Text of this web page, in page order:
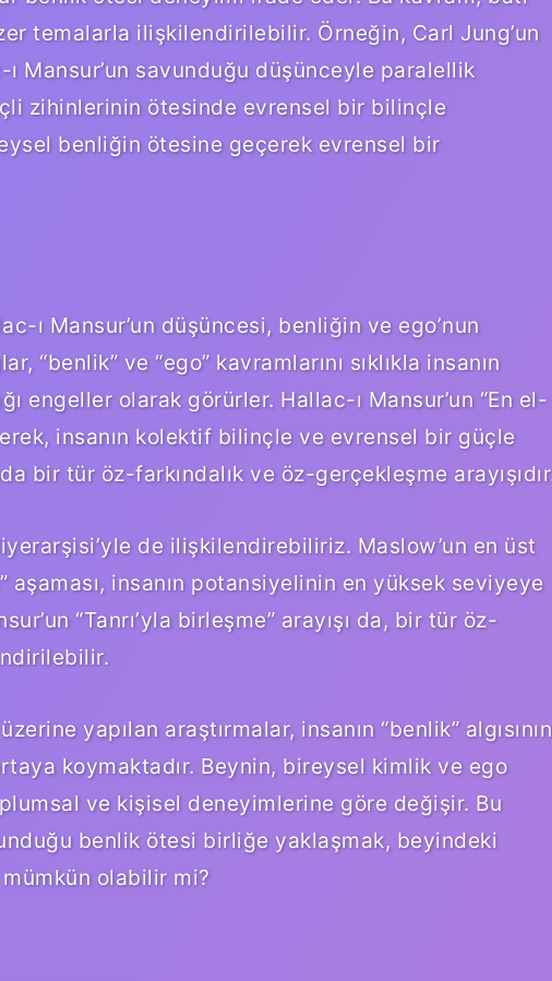
temalarla ilişkilendirilebilir. Örneğin, Carl Jung’un
ı Mansur’un savunduğu düşünceyle paralellik
zihinlerinin ötesinde evrensel bir bilinçle
benliğin ötesine geçerek evrensel bir
ı Mansur’un düşüncesi, benliğin ve ego’nun
“benlik” ve “ego” kavramlarını sıklıkla insanın
engeller olarak görürler. Hallac-ı Mansur’un “En el-
insanın kolektif bilinçle ve evrensel bir güçle
bir tür öz-farkındalık ve öz-gerçekleşme
de ilişkilendirebiliriz. Maslow’un en üst
insanın potansiyelinin en yüksek seviyeye
“Tanrı’yla birleşme” arayışı da, bir tür öz-
yapılan araştırmalar, insanın “benlik”
koymaktadır. Beynin, bireysel kimlik ve ego
ve kişisel deneyimlerine göre değişir. Bu
benlik ötesi birliğe yaklaşmak, beyindeki
olabilir mi?